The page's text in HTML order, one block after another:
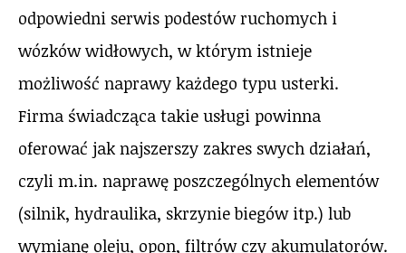
odpowiedni serwis podestów ruchomych i
wózków widłowych, w którym istnieje
możliwość naprawy każdego typu usterki.
Firma świadcząca takie usługi powinna
oferować jak najszerszy zakres swych działań,
czyli m.in. naprawę poszczególnych elementów
(silnik, hydraulika, skrzynie biegów itp.) lub
wymianę oleju, opon, filtrów czy akumulatorów.